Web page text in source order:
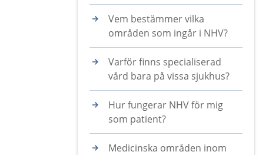
Vem bestämmer vilka
områden som ingår i NHV?
Varför finns specialiserad
vård bara på vissa sjukhus?
Hur fungerar NHV för mig
som patient?
Medicinska områden inom